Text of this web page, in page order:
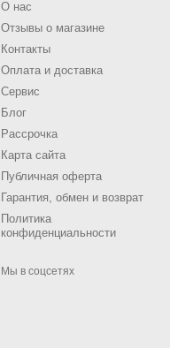
О нас
Отзывы о магазине
Контакты
Оплата и доставка
Сервис
Блог
Рассрочка
Карта сайта
Публичная оферта
Гарантия, обмен и возврат
Политика
конфиденциальности
Мы в соцсетях